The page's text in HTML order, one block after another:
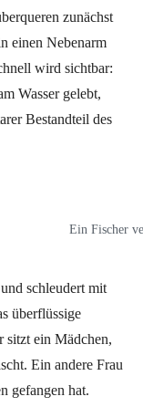
zunächst
einen Nebenarm
wird sichtbar:
Wasser gelebt,
Bestandteil des
Ein Fischer
schleudert mit
überflüssige
sitzt ein Mädchen,
Ein andere Frau
gefangen hat.